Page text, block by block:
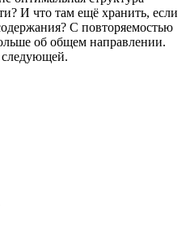
И что там ещё хранить, если
С повторяемостью
об общем направлении.
следующей.